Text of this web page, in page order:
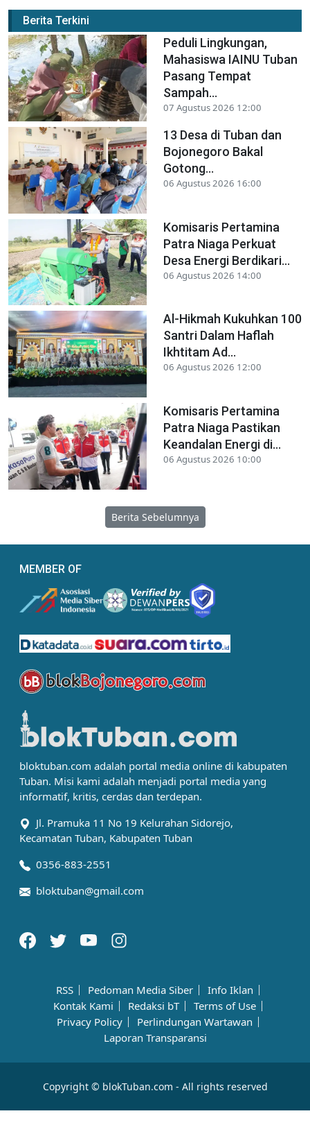
Berita Terkini
Peduli Lingkungan,
Mahasiswa IAINU Tuban
Pasang Tempat
Sampah...
07 Agustus 2026 12:00
13 Desa di Tuban dan
Bojonegoro Bakal
Gotong...
06 Agustus 2026 16:00
Komisaris Pertamina
Patra Niaga Perkuat
Desa Energi Berdikari...
06 Agustus 2026 14:00
Al-Hikmah Kukuhkan 100
Santri Dalam Haflah
Ikhtitam Ad...
06 Agustus 2026 12:00
Komisaris Pertamina
Patra Niaga Pastikan
Keandalan Energi di...
06 Agustus 2026 10:00
Berita Sebelumnya
MEMBER OF
bloktuban.com adalah portal media online di kabupaten
Tuban. Misi kami adalah menjadi portal media yang
informatif, kritis, cerdas dan terdepan.
Jl. Pramuka 11 No 19 Kelurahan Sidorejo,
Kecamatan Tuban, Kabupaten Tuban
0356-883-2551
bloktuban@gmail.com
RSS Pedoman Media Siber
Info Iklan
Kontak Kami
Redaksi bT
Terms of Use
Privacy Policy
Perlindungan Wartawan
Laporan Transparansi
Copyright © blokTuban.com - All rights reserved